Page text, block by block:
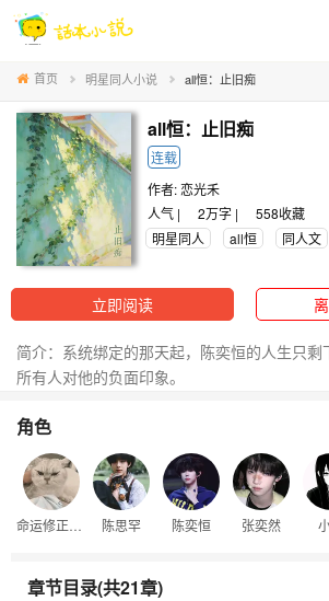
首页 明星同人小说 all恒：止旧痴
all恒：止旧痴
连载
作者:恋光禾
人气 |
2万字 | 558收藏
明星同人
all恒 同人文
立即阅读
简介：系统绑定的那天起，陈奕恒的人生只
所有人对他的负面印象。
赛是他唯一的破局机会，可系统又突然下达
他好感度为负的张桂源等人。
从小玩到大的好友是他唯一的暖意支撑，琴
抗外界的底气。没人知道他能撑多久，也没
终点在哪里。
光，终于肯为他停留一秒。
角色
命运修正系统 陈思罕 陈奕恒 张奕然
章节目录(共21章)